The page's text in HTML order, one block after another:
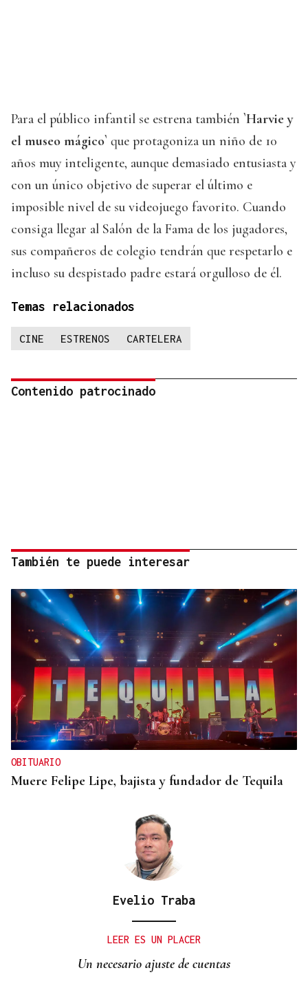
Para el público infantil se estrena también `Harvie y
el museo mágico` que protagoniza un niño de 10
años muy inteligente, aunque demasiado entusiasta y
con un único objetivo de superar el último e
imposible nivel de su videojuego favorito. Cuando
consiga llegar al Salón de la Fama de los jugadores,
sus compañeros de colegio tendrán que respetarlo e
incluso su despistado padre estará orgulloso de él.
Temas relacionados
CINE ESTRENOS CARTELERA
Contenido patrocinado
También te puede interesar
OBITUARIO
Muere Felipe Lipe, bajista y fundador de Tequila
Evelio Traba
LEER ES UN PLACER
Un necesario ajuste de cuentas